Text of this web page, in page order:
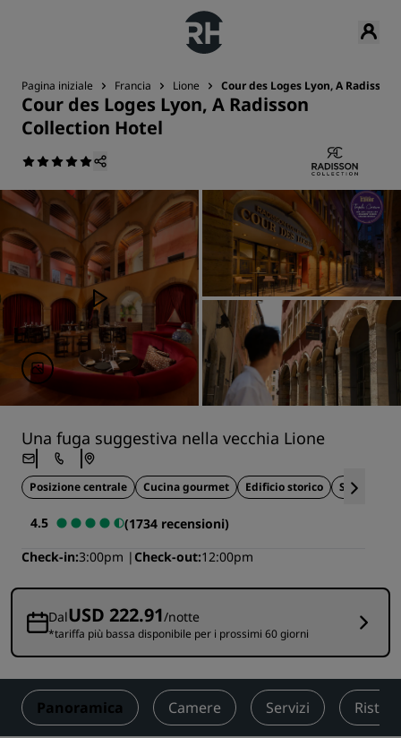
Pagina iniziale Francia Lione Cour des Loges Lyon, A
Cour des Loges Lyon, A Radisson
Collection Hotel
Una fuga suggestiva nella vecchia Lione
Posizione centrale Cucina gourmet Edificio storico Spa e
4.5
(1734 recensioni)
Check-in 3:00pm Check-out 12:00pm
DalUSD 222.91/notte
*tariffa più bassa disponibile per i prossimi 60 giorni
Panoramica Camere Servizi